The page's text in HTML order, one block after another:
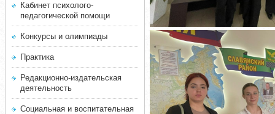
Кабинет психолого-
педагогической помощи
Конкурсы и олимпиады
Практика
Редакционно-издательская
деятельность
Социальная и воспитательная